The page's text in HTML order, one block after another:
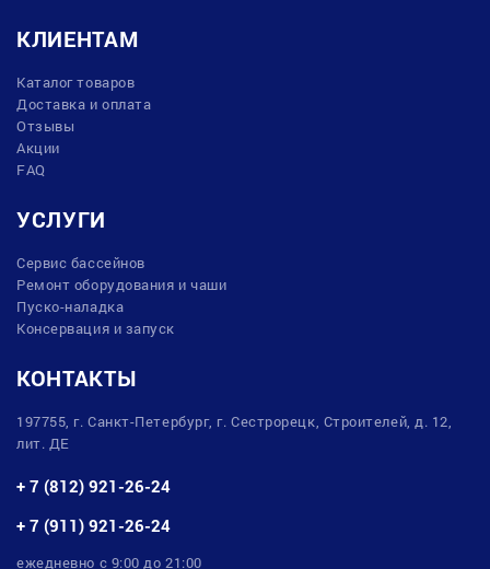
КЛИЕНТАМ
Каталог товаров
Доставка и оплата
Отзывы
Акции
FAQ
УСЛУГИ
Сервис бассейнов
Ремонт оборудования и чаши
Пуско-наладка
Консервация и запуск
КОНТАКТЫ
197755, г. Санкт-Петербург, г. Сестрорецк, Строителей, д. 12,
лит. ДЕ
+ 7 (812) 921-26-24
+ 7 (911) 921-26-24
ежедневно с 9:00 до 21:00